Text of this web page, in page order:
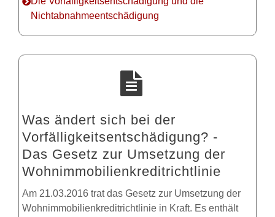
Nichtabnahmeentschädigung
Was ändert sich bei der
Vorfälligkeitsentschädigung? -
Das Gesetz zur Umsetzung der
Wohnimmobilienkreditrichtlinie
Am 21.03.2016 trat das Gesetz zur Umsetzung der
Wohnimmobilienkreditrichtlinie in Kraft. Es enthält